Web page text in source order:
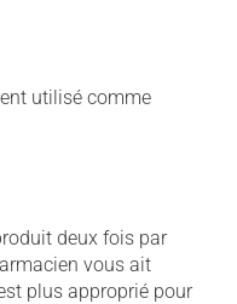
utilisé comme
deux fois par
vous ait
plus approprié pour